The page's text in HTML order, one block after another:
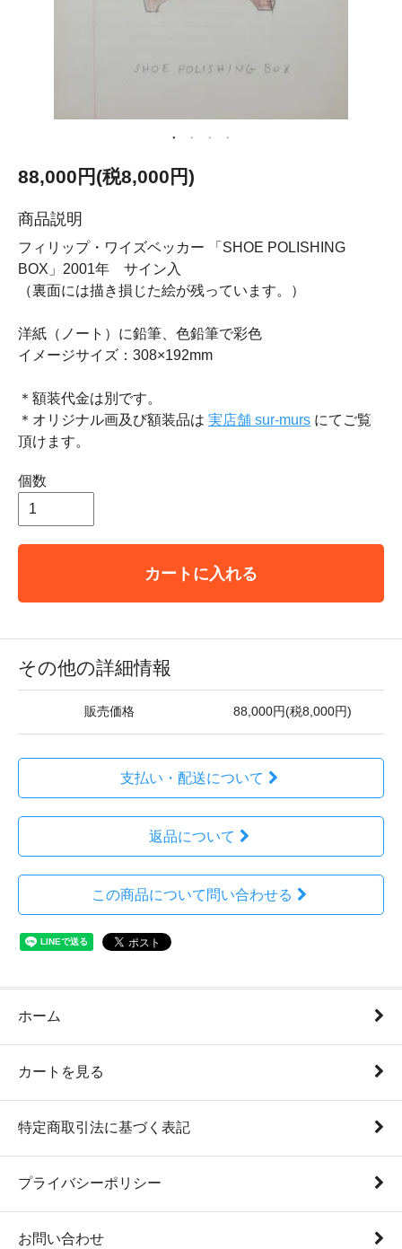
88,000円(税8,000円)
商品説明
フィリップ・ワイズベッカー 「SHOE POLISHING
BOX」2001年 サイン入
（裏面には描き損じた絵が残っています。）
洋紙（ノート）に鉛筆、色鉛筆で彩色
イメージサイズ：308×192mm
＊額装代金は別です。
＊オリジナル画及び額装品は 実店舗 sur-murs にてご覧
頂けます。
個数
カートに入れる
その他の詳細情報
販売価格 88,000円(税8,000円)
支払い・配送について
返品について
この商品について問い合わせる
ホーム
カートを見る
特定商取引法に基づく表記
プライバシーポリシー
お問い合わせ